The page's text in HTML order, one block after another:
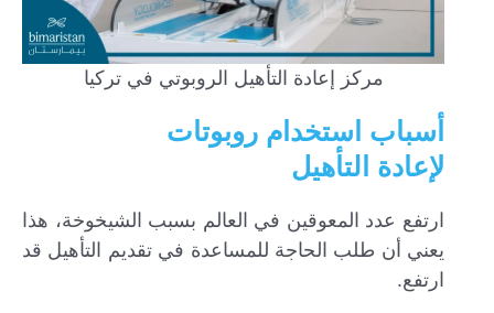
مركز إعادة التأهيل الروبوتي في تركيا
أسباب استخدام روبوتات
لإعادة التأهيل
ارتفع عدد المعوقين في العالم بسبب الشيخوخة، هذا
يعني أن طلب الحاجة للمساعدة في تقديم التأهيل قد
ارتفع.